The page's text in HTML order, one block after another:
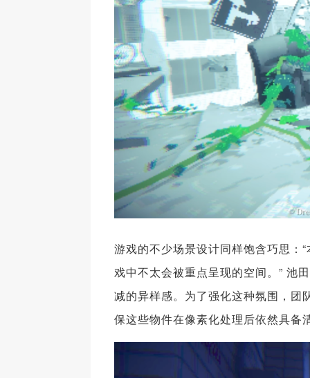
游戏的不少场景设计同样饱含巧思
戏中不太会被重点呈现的空间。”
减的异样感。为了强化这种氛围，团
保这些物件在像素化处理后依然具备